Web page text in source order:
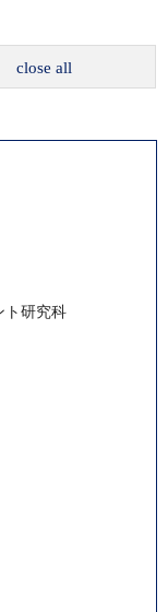
close all
ト研究科